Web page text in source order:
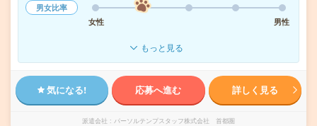
男女比率
女性
男性
もっと見る
気になる! 応募へ進む 詳しく見る
派遣会社 パーソルテンプスタッフ株式会社 首都圏